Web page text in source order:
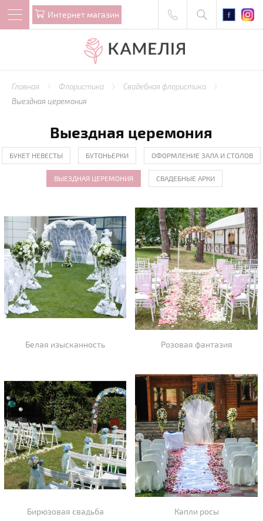
Интернет магазин
Главная Флористика
Свадебная флористика
Выездная церемония
Выездная церемония
БУКЕТ НЕВЕСТЫ БУТОНЬЕРКИ ОФОРМЛЕНИЕ ЗАЛА И СТОЛОВ
ВЫЕЗДНАЯ ЦЕРЕМОНИЯ СВАДЕБНЫЕ АРКИ
Белая изысканность Розовая фантазия
Бирюзовая свадьба Капли росы